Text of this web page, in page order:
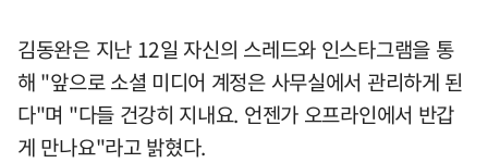
김동완은 지난 12일 자신의 스레드와 인스타그램을 통
해 "앞으로 소셜 미디어 계정은 사무실에서 관리하게 된
다"며 "다들 건강히 지내요. 언젠가 오프라인에서 반갑
게 만나요"라고 밝혔다.